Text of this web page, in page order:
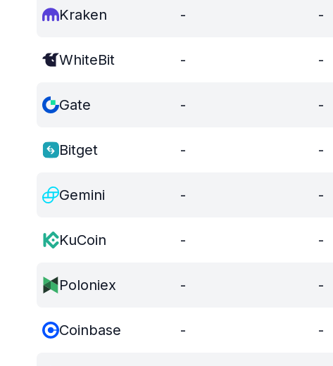
Kraken - -
WhiteBit - -
Gate - -
Bitget - -
Gemini - -
KuCoin - -
Poloniex - -
Coinbase - -